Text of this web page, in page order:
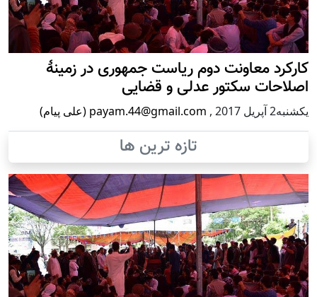
کارکرد معاونت دوم ریاست جمهوری در زمینۀ
اصلاحات سکتور عدلی و قضایی
يكشنبه2 آپریل 2017 , payam.44@gmail.com (علی پیام)
تازه ترین ها